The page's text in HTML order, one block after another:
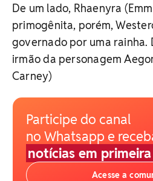
De um lado, Rhaenyra
primogênita, porém,
governado por uma rainha.
irmão da personagem
Carney)
Participe do canal
no Whatsapp e
notícias em
Acesse a